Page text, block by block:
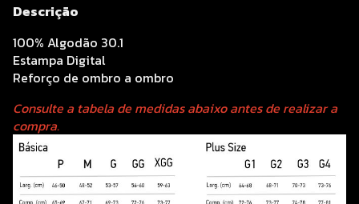
Descrição
100% Algodão 30.1
Estampa Digital
Reforço de ombro a ombro
Consulte a tabela de medidas abaixo antes de realizar a
compra.